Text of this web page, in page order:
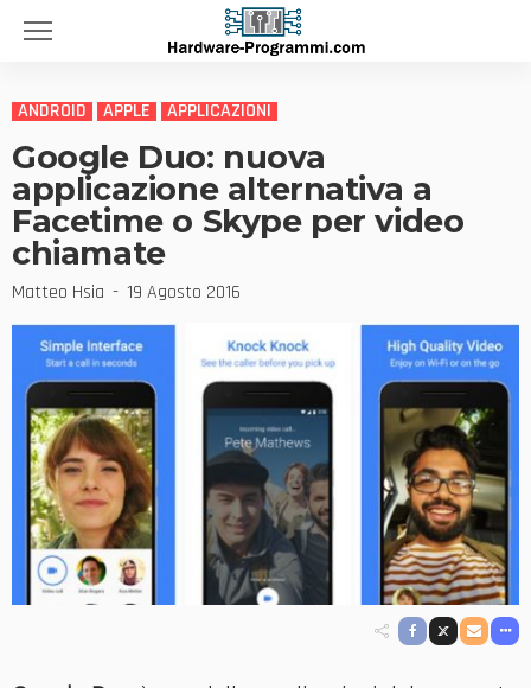
ANDROID APPLE APPLICAZIONI
Google Duo: nuova
applicazione alternativa a
Facetime o Skype per video
chiamate
Matteo Hsia 19 Agosto 2016